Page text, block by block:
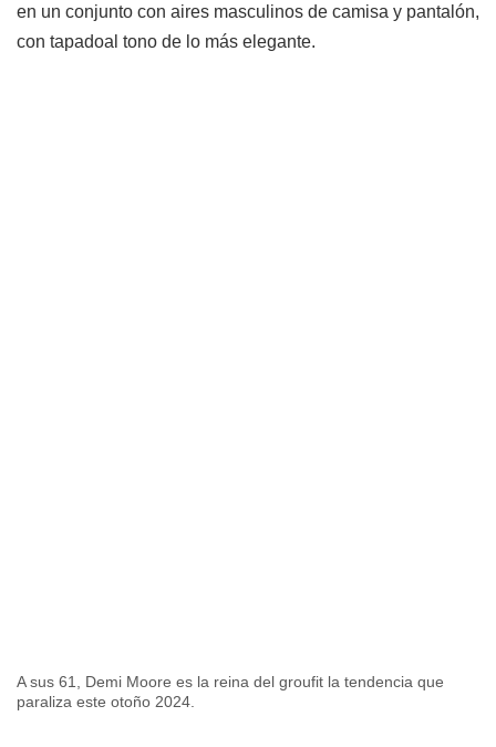
en un conjunto con aires masculinos de camisa y pantalón,
con tapadoal tono de lo más elegante.
A sus 61, Demi Moore es la reina del groufit la tendencia que
paraliza este otoño 2024.